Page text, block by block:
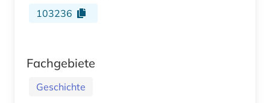
103236
Fachgebiete
Geschichte